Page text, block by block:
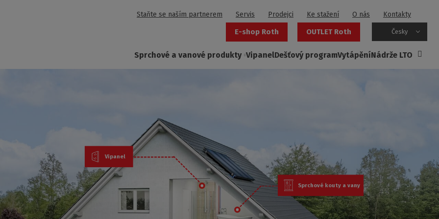
Staňte se naším partnerem Servis Prodejci Ke stažení O nás Kontakty
E-shop Roth OUTLET Roth Česky
Sprchové a vanové produkty VipanelDešťový programVytápěníNádrže LTO
Sprchové kouty a vany
Vipanel